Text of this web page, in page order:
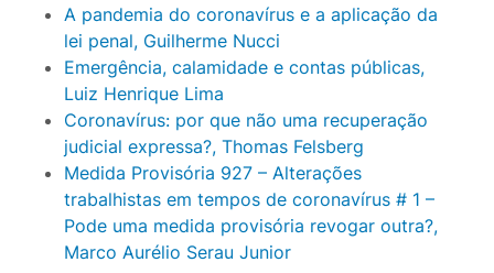
A pandemia do coronavírus e a aplicação da
lei penal, Guilherme Nucci
Emergência, calamidade e contas públicas,
Luiz Henrique Lima
Coronavírus: por que não uma recuperação
judicial expressa?, Thomas Felsberg
Medida Provisória 927 – Alterações
trabalhistas em tempos de coronavírus # 1 –
Pode uma medida provisória revogar outra?,
Marco Aurélio Serau Junior